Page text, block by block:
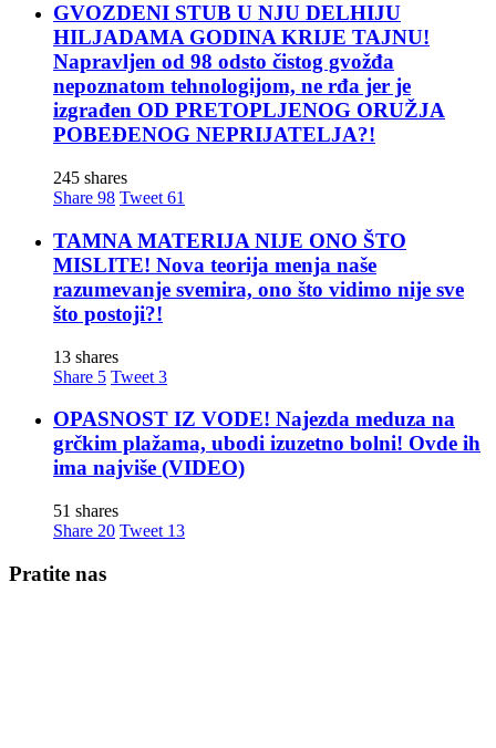
GVOZDENI STUB U NJU DELHIJU
HILJADAMA GODINA KRIJE TAJNU!
Napravljen od 98 odsto čistog gvožđa
nepoznatom tehnologijom, ne rđa jer je
izgrađen OD PRETOPLJENOG ORUŽJA
POBEĐENOG NEPRIJATELJA?!
245 shares
Share 98 Tweet 61
TAMNA MATERIJA NIJE ONO ŠTO
MISLITE! Nova teorija menja naše
razumevanje svemira, ono što vidimo nije sve
što postoji?!
13 shares
Share 5 Tweet 3
OPASNOST IZ VODE! Najezda meduza na
grčkim plažama, ubodi izuzetno bolni! Ovde ih
ima najviše (VIDEO)
51 shares
Share 20 Tweet 13
Pratite nas